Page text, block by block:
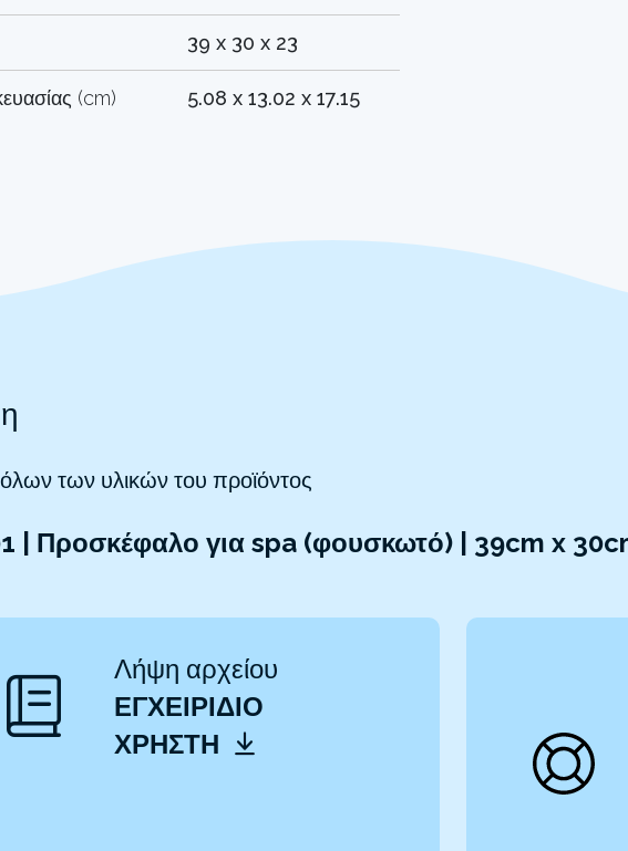
39 x 30 x 23
(cm) 5.08 x 13.02 x 17.15
των υλικών του προϊόντος
| Προσκέφαλο για spa (φουσκωτό) | 39cm x
Λήψη αρχείου
ΕΓΧΕΙΡΊΔΙΟ
ΧΡΉΣΤΗ